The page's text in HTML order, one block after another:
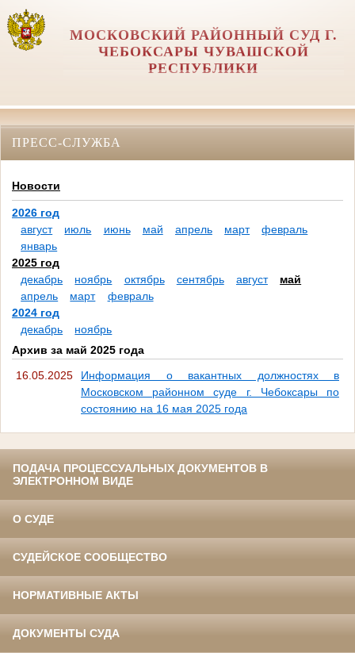
МОСКОВСКИЙ РАЙОННЫЙ СУД Г.
ЧЕБОКСАРЫ ЧУВАШСКОЙ
РЕСПУБЛИКИ
ПРЕСС-СЛУЖБА
Новости
2026 год
август
июль июнь май апрель март
февраль
январь
2025 год
декабрь
ноябрь октябрь сентябрь август
май
апрель
март
февраль
2024 год
декабрь
ноябрь
Архив за май 2025 года
16.05.2025
Информация о вакантных должностях в
Московском районном суде г. Чебоксары по
состоянию на 16 мая 2025 года
ПОДАЧА ПРОЦЕССУАЛЬНЫХ ДОКУМЕНТОВ В
ЭЛЕКТРОННОМ ВИДЕ
О СУДЕ
СУДЕЙСКОЕ СООБЩЕСТВО
НОРМАТИВНЫЕ АКТЫ
ДОКУМЕНТЫ СУДА